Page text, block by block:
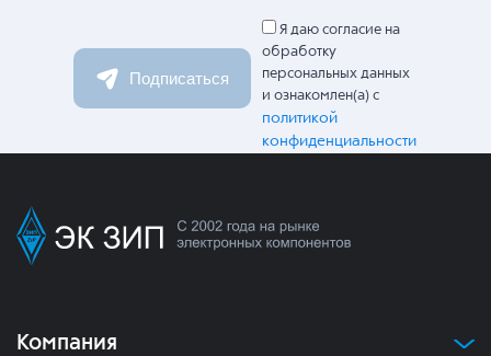
Подписаться
Я даю согласие на
обработку
персональных данных
и ознакомлен(а) с
политикой
конфиденциальности
Компания